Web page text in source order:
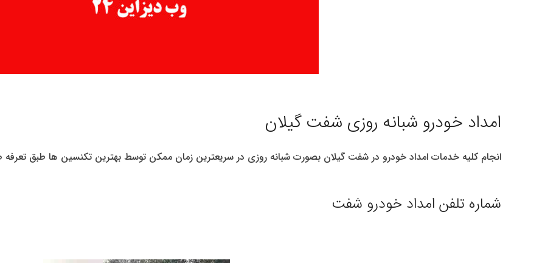
امداد خودرو شبانه روزی شفت گیلان
انجام کلیه خدمات امداد خودرو در شفت گیلان بصورت شبانه روزی در سریعترین زمان ممکن توسط بهترین تکنسین ها طبق
شماره تلفن امداد خودرو شفت